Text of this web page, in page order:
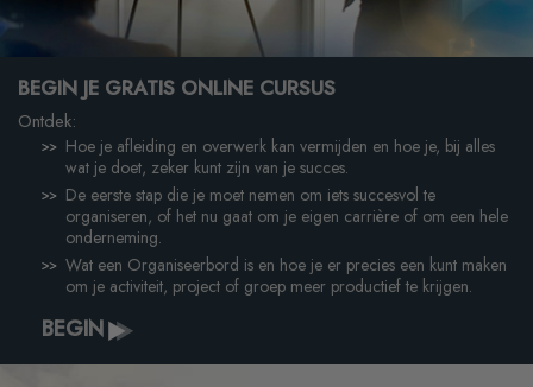
Video
BEGIN JE GRATIS ONLINE CURSUS
Ontdek:
Hoe je afleiding en overwerk kan vermijden en hoe je, bij alles
wat je doet, zeker kunt zijn van je succes.
De eerste stap die je moet nemen om iets succesvol te
organiseren, of het nu gaat om je eigen carrière of om een hele
onderneming.
Wat een Organiseerbord is en hoe je er precies een kunt maken
om je activiteit, project of groep meer productief te krijgen.
BEGIN